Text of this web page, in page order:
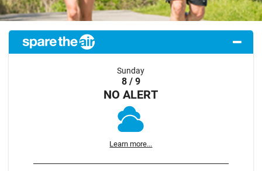
Sunday
8 / 9
NO ALERT
Learn more...